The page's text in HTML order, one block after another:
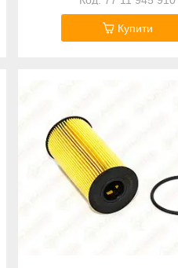
Купити